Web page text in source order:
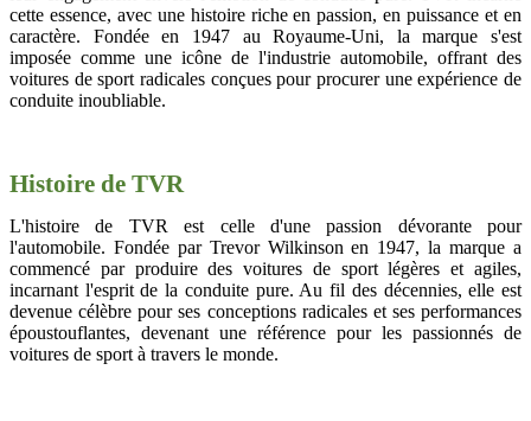
cette essence, avec une histoire riche en passion, en puissance et en
caractère. Fondée en 1947 au Royaume-Uni, la marque s'est
imposée comme une icône de l'industrie automobile, offrant des
voitures de sport radicales conçues pour procurer une expérience de
conduite inoubliable.
Histoire de TVR
L'histoire de TVR est celle d'une passion dévorante pour
l'automobile. Fondée par Trevor Wilkinson en 1947, la marque a
commencé par produire des voitures de sport légères et agiles,
incarnant l'esprit de la conduite pure. Au fil des décennies, elle est
devenue célèbre pour ses conceptions radicales et ses performances
époustouflantes, devenant une référence pour les passionnés de
voitures de sport à travers le monde.